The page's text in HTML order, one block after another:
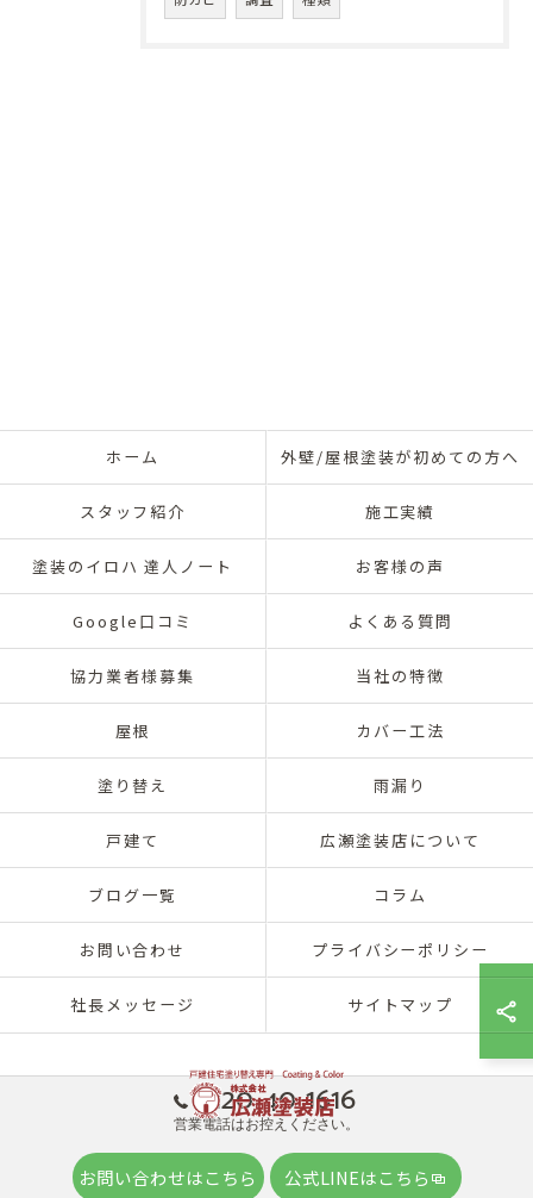
0120-40-1616
営業電話はお控えください。
お問い合わせはこちら 公式LINEはこちら
ホーム 外壁/屋根塗装が初めての方へ
スタッフ紹介 施工実績
塗装のイロハ 達人ノート お客様の声
Google口コミ よくある質問
協力業者様募集 当社の特徴
屋根 カバー工法
塗り替え 雨漏り
戸建て 広瀬塗装店について
ブログ一覧 コラム
お問い合わせ プライバシーポリシー
社長メッセージ サイトマップ
© 2026 兵庫県神戸市北区の外壁塗装は株式会社広瀬塗装店 ALL RIGHTS
RESERVED.